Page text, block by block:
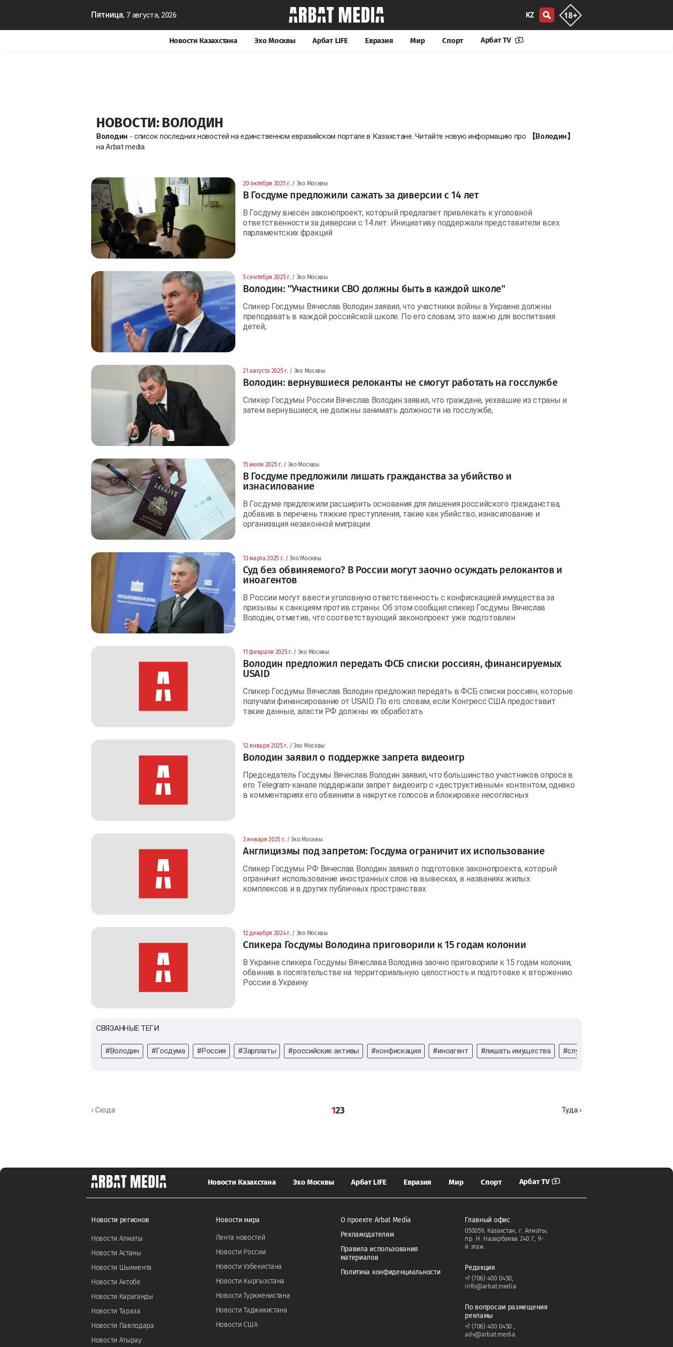
Пятница, 7 августа, 2026 KZ
Новости Казахстана Эхо Москвы Арбат LIFE Евразия Мир Спорт Арбат TV
НОВОСТИ: ВОЛОДИН
Володин - список последних новостей на единственном евразийском портале в Казахстане. Читайте новую информацию про
【Володин】
на Arbat media
20 октября 2025 г. / Эхо Москвы
В Госдуме предложили сажать за диверсии с 14 лет
В Госдуму внесён законопроект, который предлагает привлекать к уголовной
ответственности за диверсии с 14 лет. Инициативу поддержали представители всех
парламентских фракций
5 сентября 2025 г. / Эхо Москвы
Володин: "Участники СВО должны быть в каждой школе"
Спикер Госдумы Вячеслав Володин заявил, что участники войны в Украине должны
преподавать в каждой российской школе. По его словам, это важно для воспитания
детей,
21 августа 2025 г. / Эхо Москвы
Володин: вернувшиеся релоканты не смогут работать на госслужбе
Спикер Госдумы России Вячеслав Володин заявил, что граждане, уехавшие из страны и
затем вернувшиеся, не должны занимать должности на госслужбе,
15 июля 2025 г. / Эхо Москвы
В Госдуме предложили лишать гражданства за убийство и
изнасилование
В Госдуме предложили расширить основания для лишения российского гражданства,
добавив в перечень тяжкие преступления, такие как убийство, изнасилование и
организация незаконной миграции
13 марта 2025 г. / Эхо Москвы
Суд без обвиняемого? В России могут заочно осуждать релокантов и
иноагентов
В России могут ввести уголовную ответственность с конфискацией имущества за
призывы к санкциям против страны. Об этом сообщил спикер Госдумы Вячеслав
Володин, отметив, что соответствующий законопроект уже подготовлен
11 февраля 2025 г. / Эхо Москвы
Володин предложил передать ФСБ списки россиян, финансируемых
USAID
Спикер Госдумы Вячеслав Володин предложил передать в ФСБ списки россиян, которые
получали финансирование от USAID. По его словам, если Конгресс США предоставит
такие данные, власти РФ должны их обработать
12 января 2025 г. / Эхо Москвы
Володин заявил о поддержке запрета видеоигр
Председатель Госдумы Вячеслав Володин заявил, что большинство участников опроса в
его Telegram-канале поддержали запрет видеоигр с «деструктивным» контентом, однако
в комментариях его обвинили в накрутке голосов и блокировке несогласных
3 января 2025 г. / Эхо Москвы
Англицизмы под запретом: Госдума ограничит их использование
Спикер Госдумы РФ Вячеслав Володин заявил о подготовке законопроекта, который
ограничит использование иностранных слов на вывесках, в названиях жилых
комплексов и в других публичных пространствах
12 декабря 2024 г. / Эхо Москвы
Спикера Госдумы Володина приговорили к 15 годам колонии
В Украине спикера Госдумы Вячеслава Володина заочно приговорили к 15 годам колонии,
обвинив в посягательстве на территориальную целостность и подготовке к вторжению
России в Украину.
СВЯЗАННЫЕ ТЕГИ
#Володин #Госдума #Россия #Зарплаты #российские активы #конфискация #иноагент #лишать имущества #служба в армии
‹ Сюда 123 Туда ›
Новости Казахстана Эхо Москвы Арбат LIFE Евразия Мир Спорт Арбат TV
Новости регионов
Новости Алматы
Новости Астаны
Новости Шымкента
Новости Актобе
Новости Караганды
Новости Тараза
Новости Павлодара
Новости Атырау
Новости мира
Лента новостей
Новости России
Новости Узбекистана
Новости Кыргызстана
Новости Туркменистана
Новости Таджикистана
Новости США
О проекте Arbat Media
Рекламодателям
Правила использования
материалов
Политика конфиденциальности
Главный офис
050059, Казахстан, г. Алматы,
пр. Н. Назарбаева 240 Г, 9-
й этаж.
Редакция
+7 (706) 400 0450
info@arbat.media
По вопросам размещения
рекламы
+7 (706) 400 0450
adv@arbat.media